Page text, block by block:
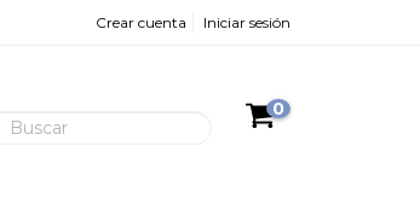
Crear cuenta Iniciar sesión
0